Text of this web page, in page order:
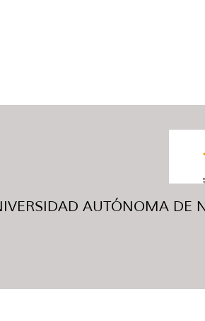
AUTÓNOMA DE